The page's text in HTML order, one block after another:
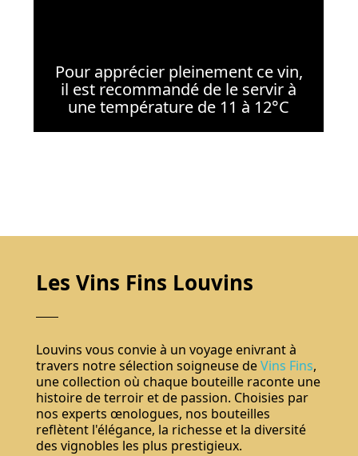
Pour apprécier pleinement ce vin,
il est recommandé de le servir à
une température de 11 à 12°C
Les Vins Fins Louvins
Louvins vous convie à un voyage enivrant à
travers notre sélection soigneuse deVins Fins,
une collection où chaque bouteille raconte une
histoire de terroir et de passion. Choisies par
nos experts œnologues, nos bouteilles
reflètent l'élégance, la richesse et la diversité
des vignobles les plus prestigieux.